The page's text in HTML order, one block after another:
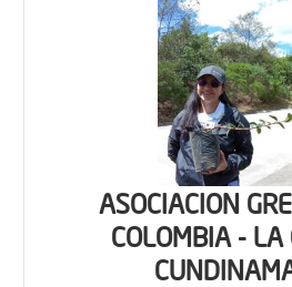
ASOCIACION
COLOMBIA - LA